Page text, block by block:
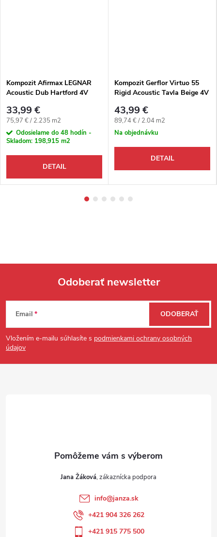
Kompozit Afirmax LEGNAR
Acoustic Dub Hartford 4V
33,99 €
Jednotková cena:
75,97 € / 2.235 m2
Odosielame do 48 hodín -
Skladom: 198,915 m2
DETAIL
Kompozit Gerflor Virtuo 55
Rigid Acoustic Tavla Beige 4V
43,99 €
Jednotková cena:
89,74 € / 2.04 m2
Na objednávku
DETAIL
Zápätie
Odoberať newsletter
Email
Vložením e-mailu súhlasíte s podmienkami ochrany osobných
údajov
ODOBERAŤ
Jana Žáková
info@janza.sk
+421 904 326 262
+421 915 775 500